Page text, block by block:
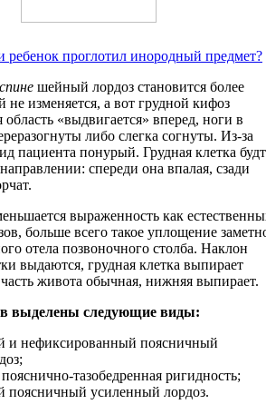
ребенок проглотил инородный предмет?
шейный лордоз становится более
изменяется, а вот грудной кифоз
область «выдвигается» вперед, ноги в
либо слегка согнуты. Из-за
пациента понурый. Грудная клетка
спереди она впалая, сзади
выраженность как
больше всего такое уплощение
отела позвоночного столба. Наклон
выдаются, грудная клетка выпирает
живота обычная, нижняя выпирает.
выделены следующие виды:
и нефиксированный поясничный
пояснично-тазобедренная ригидность;
поясничный усиленный лордоз.